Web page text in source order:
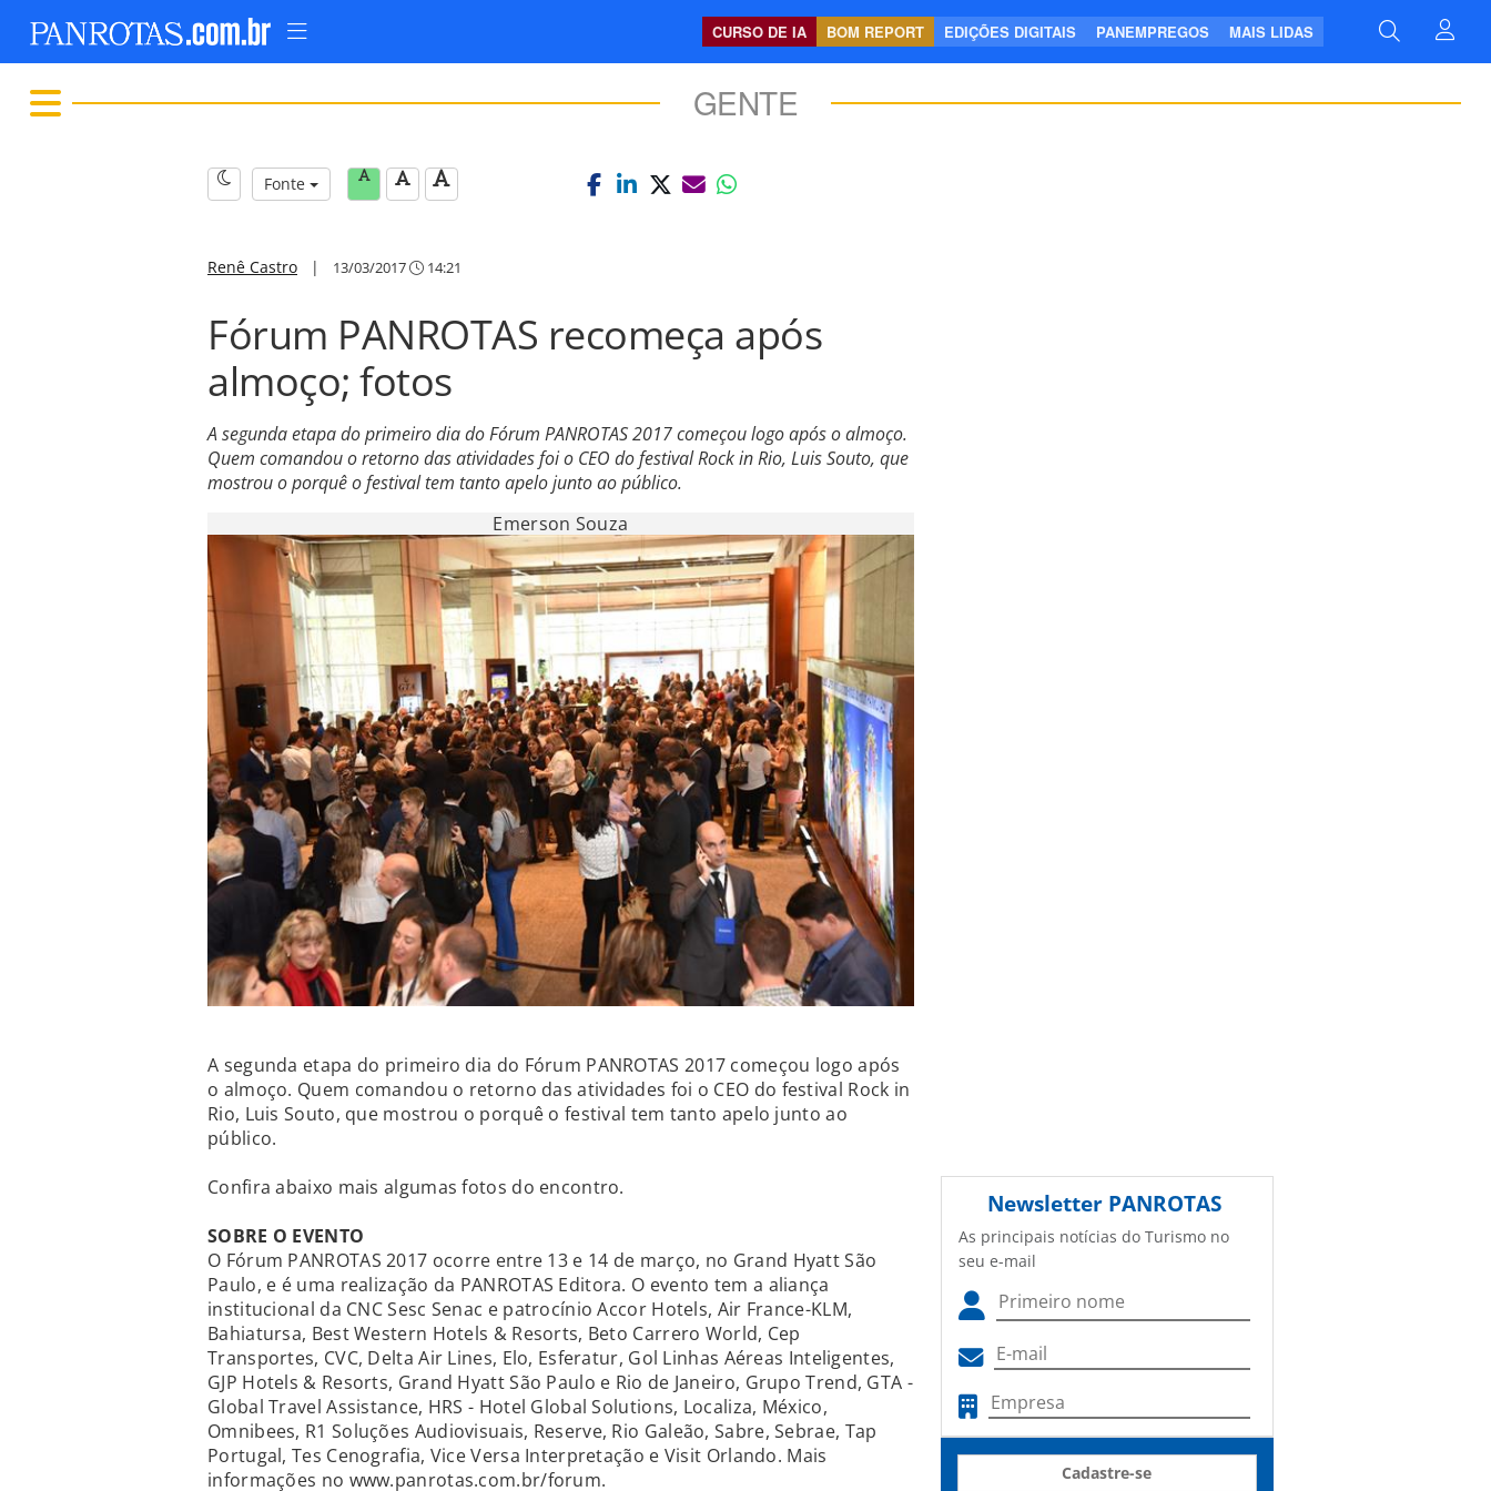
CURSO DE IA BOM REPORT EDIÇÕES DIGITAIS PANEMPREGOS MAIS LIDAS
GENTE
Fonte
Renê Castro | 13/03/2017 14:21
Fórum PANROTAS recomeça após
almoço; fotos
A segunda etapa do primeiro dia do Fórum PANROTAS 2017 começou logo após o almoço.
Quem comandou o retorno das atividades foi o CEO do festival Rock in Rio, Luis Souto, que
mostrou o porquê o festival tem tanto apelo junto ao público.
Emerson Souza
A segunda etapa do primeiro dia do Fórum PANROTAS 2017 começou logo após
o almoço. Quem comandou o retorno das atividades foi o CEO do festival Rock in
Rio, Luis Souto, que mostrou o porquê o festival tem tanto apelo junto ao
público.
Confira abaixo mais algumas fotos do encontro.
SOBRE O EVENTO
O Fórum PANROTAS 2017 ocorre entre 13 e 14 de março, no Grand Hyatt São
Paulo, e é uma realização da PANROTAS Editora. O evento tem a aliança
institucional da CNC Sesc Senac e patrocínio Accor Hotels, Air France-KLM,
Bahiatursa, Best Western Hotels & Resorts, Beto Carrero World, Cep
Transportes, CVC, Delta Air Lines, Elo, Esferatur, Gol Linhas Aéreas Inteligentes,
GJP Hotels & Resorts, Grand Hyatt São Paulo e Rio de Janeiro, Grupo Trend, GTA -
Global Travel Assistance, HRS - Hotel Global Solutions, Localiza, México,
Omnibees, R1 Soluções Audiovisuais, Reserve, Rio Galeão, Sabre, Sebrae, Tap
Portugal, Tes Cenografia, Vice Versa Interpretação e Visit Orlando. Mais
informações no www.panrotas.com.br/forum.
Newsletter PANROTAS
As principais notícias do Turismo no
seu e-mail
Cadastre-se